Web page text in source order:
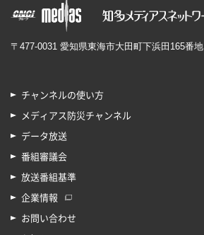
〒477-0031 愛知県東海市大田町下浜田165番地
チャンネルの使い方
メディアス防災チャンネル
データ放送
番組審議会
放送番組基準
企業情報
お問い合わせ